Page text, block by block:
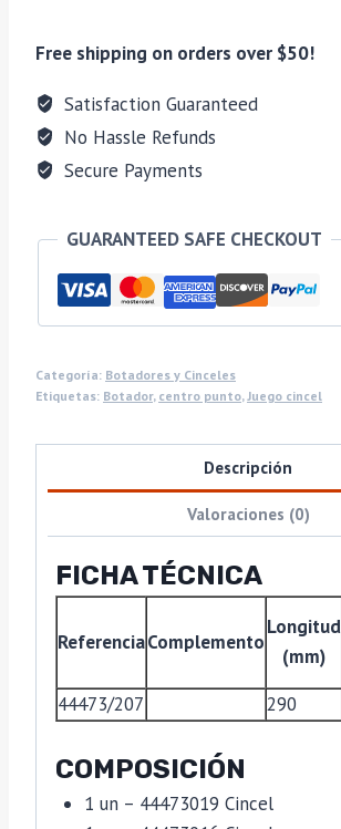
Free shipping on orders over $50!
Satisfaction Guaranteed
No Hassle Refunds
Secure Payments
GUARANTEED SAFE CHECKOUT
Categoría: Botadores y Cinceles
Etiquetas: Botador, centro punto,Juego cincel
Descripción
Valoraciones (0)
FICHA TÉCNICA
ReferenciaComplemento
Longitud
(mm)
44473/207
290
COMPOSICIÓN
1 un – 44473019 Cincel